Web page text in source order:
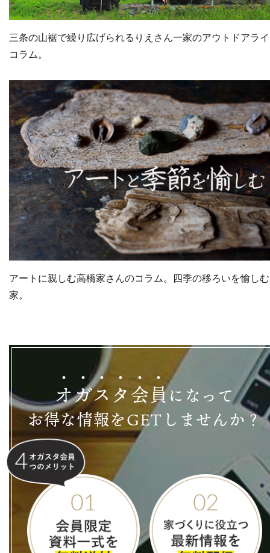
三条の山裾で繰り広げられるりえさん一家のアウトドアラ
コラム。
アートに親しむ高橋家さんのコラム。四季の移ろいを愉しむ
家。
オガス タ会員になって
お得な情報をGETしませんか？